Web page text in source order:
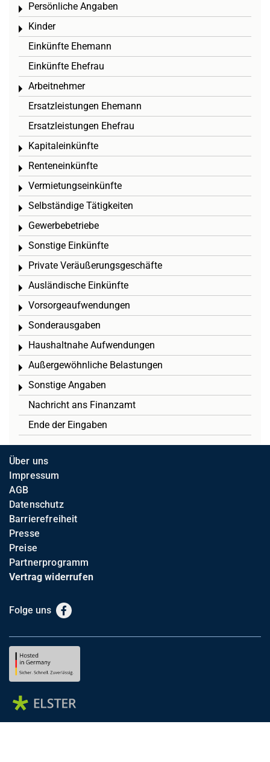
Persönliche Angaben
Toggle menu
Kinder
Toggle menu
Einkünfte Ehemann
Einkünfte Ehefrau
Arbeitnehmer
Toggle menu
Ersatzleistungen Ehemann
Ersatzleistungen Ehefrau
Kapitaleinkünfte
Toggle menu
Renteneinkünfte
Toggle menu
Vermietungseinkünfte
Toggle menu
Selbständige Tätigkeiten
Toggle menu
Gewerbebetriebe
Toggle menu
Sonstige Einkünfte
Toggle menu
Private Veräußerungsgeschäfte
Toggle menu
Ausländische Einkünfte
Toggle menu
Vorsorgeaufwendungen
Toggle menu
Sonderausgaben
Toggle menu
Haushaltnahe Aufwendungen
Toggle menu
Außergewöhnliche Belastungen
Toggle menu
Sonstige Angaben
Toggle menu
Nachricht ans Finanzamt
Ende der Eingaben
Über uns
Impressum
AGB
Datenschutz
Barrierefreiheit
Presse
Preise
Partnerprogramm
Vertrag widerrufen
Folge uns Facebook